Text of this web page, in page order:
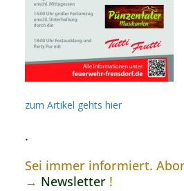
zum Artikel gehts hier
.
Sei immer informiert.
→ Newsletter !